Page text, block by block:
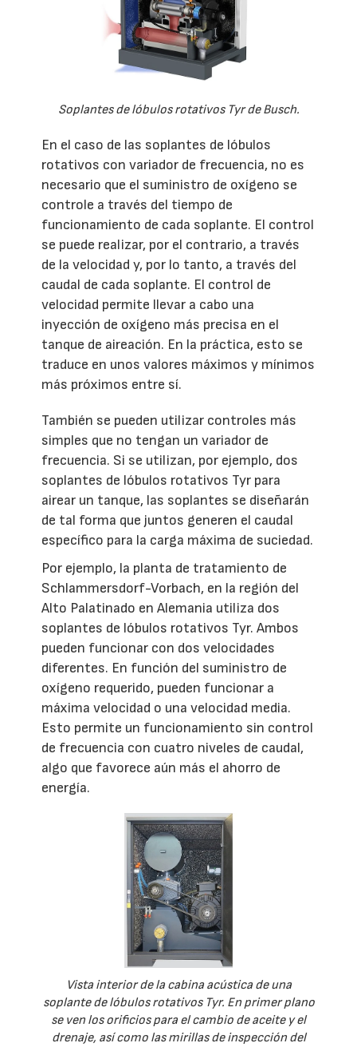
Soplantes de lóbulos rotativos Tyr de Busch.
En el caso de las soplantes de lóbulos
rotativos con variador de frecuencia, no es
necesario que el suministro de oxígeno se
controle a través del tiempo de
funcionamiento de cada soplante. El control
se puede realizar, por el contrario, a través
de la velocidad y, por lo tanto, a través del
caudal de cada soplante. El control de
velocidad permite llevar a cabo una
inyección de oxígeno más precisa en el
tanque de aireación. En la práctica, esto se
traduce en unos valores máximos y mínimos
más próximos entre sí.
También se pueden utilizar controles más
simples que no tengan un variador de
frecuencia. Si se utilizan, por ejemplo, dos
soplantes de lóbulos rotativos Tyr para
airear un tanque, las soplantes se diseñarán
de tal forma que juntos generen el caudal
específico para la carga máxima de suciedad.
Por ejemplo, la planta de tratamiento de
Schlammersdorf-Vorbach, en la región del
Alto Palatinado en Alemania utiliza dos
soplantes de lóbulos rotativos Tyr. Ambos
pueden funcionar con dos velocidades
diferentes. En función del suministro de
oxígeno requerido, pueden funcionar a
máxima velocidad o una velocidad media.
Esto permite un funcionamiento sin control
de frecuencia con cuatro niveles de caudal,
algo que favorece aún más el ahorro de
energía.
Vista interior de la cabina acústica de una
soplante de lóbulos rotativos Tyr. En primer plano
se ven los orificios para el cambio de aceite y el
drenaje, así como las mirillas de inspección del